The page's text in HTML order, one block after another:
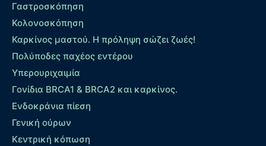
Γαστροσκόπηση
Κολονοσκόπηση
Καρκίνος μαστού. Η πρόληψη σώζει ζωές!
Πολύποδες παχέος εντέρου
Yπερουριχαιμία
Γονίδια BRCA1 & BRCA2 και καρκίνος.
Ενδοκράνια πίεση
Γενική ούρων
Κεντρική κόπωση